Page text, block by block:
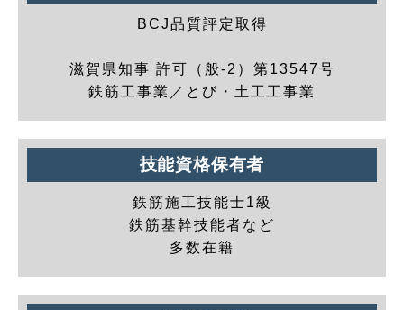
BCJ品質評定取得
滋賀県知事 許可（般-2）第13547号
鉄筋工事業／とび・土工工事業
技能資格保有者
鉄筋施工技能士1級
鉄筋基幹技能者など
多数在籍